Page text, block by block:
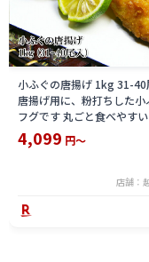
小ふぐの唐揚げ 1kg 31-40
唐揚げ用に、粉打ちした小
フグです 丸ごと食べやす
仕立てた商品 冷凍
4,099 円～
店舗：